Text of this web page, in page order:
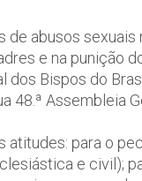
abusos
e na punição
Bispos do
48.ª Assembleia
para o
e civil);